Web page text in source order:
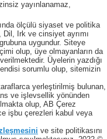
yayınlanamaz,
ölçülü siyaset ve politika
Irk ve cinsiyet ayrımı
uygundur. Siteye
olup, üye olmayanların da
Üyelerin yazdığı
sorumlu olup, sitemizin
yerleştirilmiş bulunan,
ve işlevsellik yönünden
olup, AB Çerez
işbu çerezleri kabul veya
ve site politikasını